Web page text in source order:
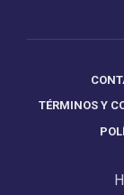
TÉRMINOS Y